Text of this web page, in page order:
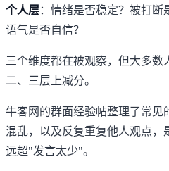
个人层：情绪是否稳定？被打断
语气是否自信？
三个维度都在被观察，但大多
二、三层上减分。
牛客网的群面经验帖整理了常见
混乱，以及反复重复他人观点，
远超"发言太少"。